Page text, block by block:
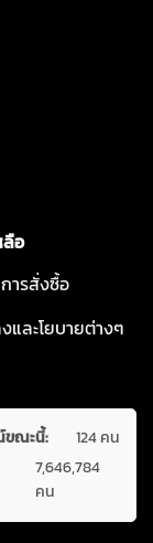
อ
ารสั่งซื้อ
และโยบายต่างๆ
ขณะนี้:
124 คน
7,646,784
คน